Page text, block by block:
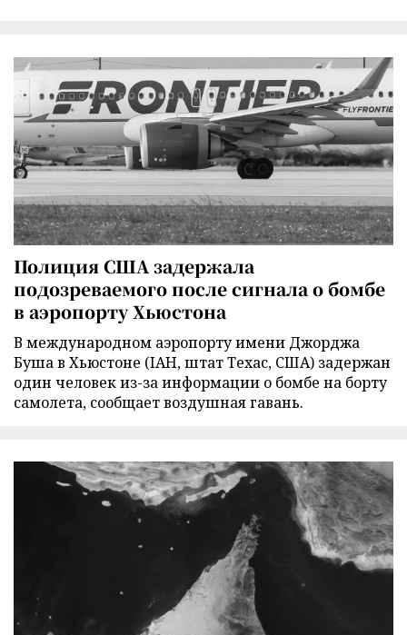
Полиция США задержала
подозреваемого после сигнала о бомбе
в аэропорту Хьюстона
В международном аэропорту имени Джорджа
Буша в Хьюстоне (IAH, штат Техас, США) задержан
один человек из-за информации о бомбе на борту
самолета, сообщает воздушная гавань.